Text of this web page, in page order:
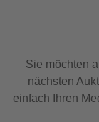
Sie möchten
nächsten
einfach Ihren